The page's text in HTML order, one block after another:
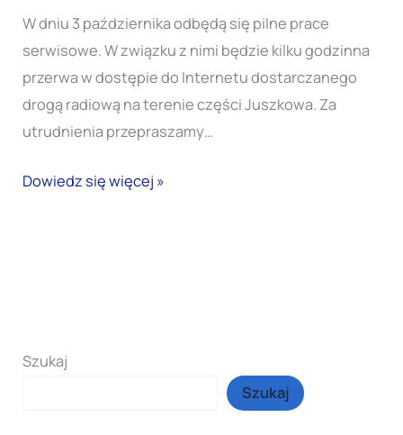
W dniu 3 października odbędą się pilne prace
serwisowe. W związku z nimi będzie kilku godzinna
przerwa w dostępie do Internetu dostarczanego
drogą radiową na terenie części Juszkowa. Za
utrudnienia przepraszamy…
(wtorek)
09:00
–
16:00
–
Serwisowe
Dowiedz się więcej »
Szukaj
Szukaj